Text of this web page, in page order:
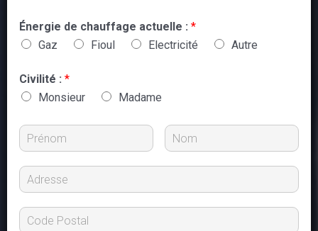
Énergie de chauffage actuelle : *
Gaz
Fioul Electricité Autre
Civilité : *
Monsieur
Madame